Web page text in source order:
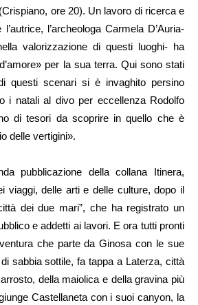
ore 20). Un lavoro di ricerca e
l’archeologa Carmela D’Auria-
valorizzazione di questi luoghi- ha
per la sua terra. Qui sono stati
questi scenari si è invaghito persino
i natali al divo per eccellenza Rodolfo
di tesori da scoprire in quello che è
delle vertigini».
pubblicazione della collana Itinera,
viaggi, delle arti e delle culture, dopo il
dei due mari”, che ha registrato un
e addetti ai lavori. E ora tutti pronti
che parte da Ginosa con le sue
sabbia sottile, fa tappa a Laterza, città
della maiolica e della gravina più
Castellaneta con i suoi canyon, la